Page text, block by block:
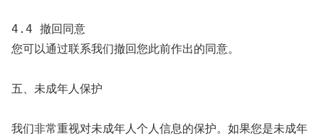
4.4 撤回同意
您可以通过联系我们撤回您此前作出的同意。
五、未成年人保护
我们非常重视对未成年人个人信息的保护。如果您是未成年